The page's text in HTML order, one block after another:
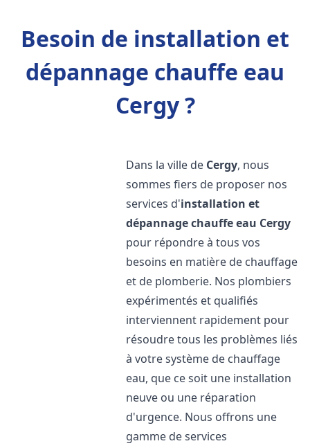
Besoin de installation et
dépannage chauffe eau
Cergy ?
Dans la ville de Cergy, nous
sommes fiers de proposer nos
services d'installation et
dépannage chauffe eau Cergy
pour répondre à tous vos
besoins en matière de chauffage
et de plomberie. Nos plombiers
expérimentés et qualifiés
interviennent rapidement pour
résoudre tous les problèmes liés
à votre système de chauffage
eau, que ce soit une installation
neuve ou une réparation
d'urgence. Nous offrons une
gamme de services